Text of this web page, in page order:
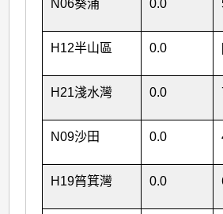
N06葵涌 0.0
H12半山區 0.0
H21淺水灣 0.0
N09沙田 0.0
H19筲箕灣 0.0